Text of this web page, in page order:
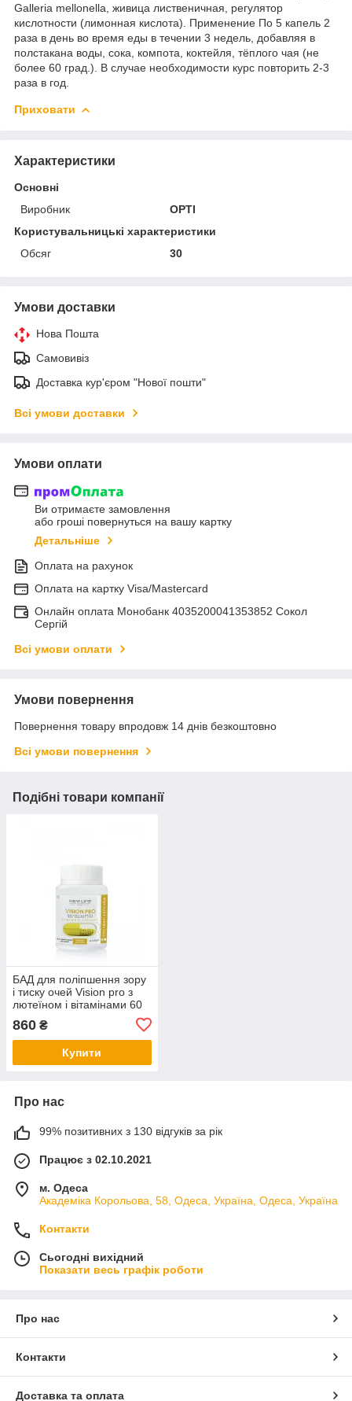
Galleria mellonella, живица лиственичная, регулятор
кислотности (лимонная кислота). Применение По 5 капель 2
раза в день во время еды в течении 3 недель, добавляя в
полстакана воды, сока, компота, коктейля, тёплого чая (не
более 60 град.). В случае необходимости курс повторить 2-3
раза в год.
Приховати
Характеристики
Основні
Виробник
OPTI
Користувальницькі характеристики
Обсяг
30
Умови доставки
Нова Пошта
Самовивіз
Доставка кур'єром "Нової пошти"
Всі умови доставки
Умови оплати
Ви отримаєте замовлення
або гроші повернуться на вашу картку
Детальніше
Оплата на рахунок
Оплата на картку Visa/Mastercard
Онлайн оплата Монобанк 4035200041353852 Сокол
Сергій
Всі умови оплати
Умови повернення
Повернення товару впродовж 14 днів безкоштовно
Всі умови повернення
Подібні товари компанії
БАД для поліпшення зору
і тиску очей Vision pro з
лютеїном і вітамінами 60
життя
860 ₴
Купити
Про нас
99% позитивних з 130 відгуків за рік
Працює з 02.10.2021
м. Одеса
Академіка Корольова, 58, Одеса, Україна, Одеса, Україна
Контакти
Сьогодні вихідний
Показати весь графік роботи
Про нас
Контакти
Доставка та оплата